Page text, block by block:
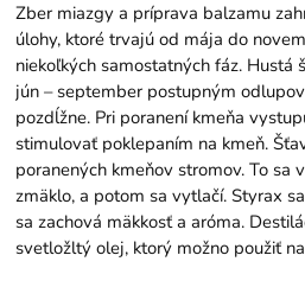
Zber miazgy a príprava balzamu
úlohy, ktoré trvajú od mája do
niekoľkých samostatných fáz. Hustá
jún – september postupným
pozdĺžne. Pri poranení kmeňa
stimulovať poklepaním na kmeň.
poranených kmeňov stromov. To sa
zmäklo, a potom sa vytlačí. Styrax
sa zachová mäkkosť a aróma.
svetložltý olej, ktorý možno použiť